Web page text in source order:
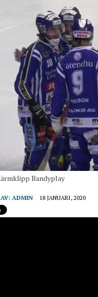
Bandyplay
ADMIN 18 JANUARI, 2020